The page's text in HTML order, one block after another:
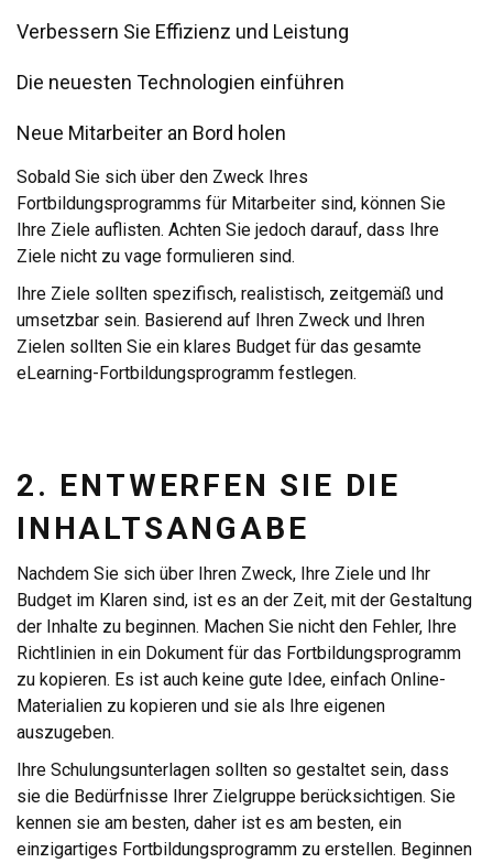
Verbessern Sie Effizienz und Leistung
Die neuesten Technologien einführen
Neue Mitarbeiter an Bord holen
Sobald Sie sich über den Zweck Ihres
Fortbildungsprogramms für Mitarbeiter sind, können Sie
Ihre Ziele auflisten. Achten Sie jedoch darauf, dass Ihre
Ziele nicht zu vage formulieren sind.
Ihre Ziele sollten spezifisch, realistisch, zeitgemäß und
umsetzbar sein. Basierend auf Ihren Zweck und Ihren
Zielen sollten Sie ein klares Budget für das gesamte
eLearning-Fortbildungsprogramm festlegen.
2. ENTWERFEN SIE DIE
INHALTSANGABE
Nachdem Sie sich über Ihren Zweck, Ihre Ziele und Ihr
Budget im Klaren sind, ist es an der Zeit, mit der Gestaltung
der Inhalte zu beginnen. Machen Sie nicht den Fehler, Ihre
Richtlinien in ein Dokument für das Fortbildungsprogramm
zu kopieren. Es ist auch keine gute Idee, einfach Online-
Materialien zu kopieren und sie als Ihre eigenen
auszugeben.
Ihre Schulungsunterlagen sollten so gestaltet sein, dass
sie die Bedürfnisse Ihrer Zielgruppe berücksichtigen. Sie
kennen sie am besten, daher ist es am besten, ein
einzigartiges Fortbildungsprogramm zu erstellen. Beginnen